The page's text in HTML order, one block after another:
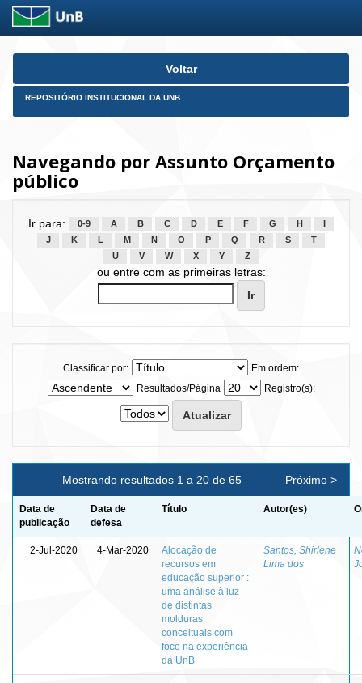
Skip
Voltar
REPOSITÓRIO INSTITUCIONAL DA UNB
Navegando por Assunto Orçamento
público
Ir para: 0-9 A B C D E F G H
J
K L M N O P Q R S
T
U
V W X Y Z
ou entre com as primeiras letras:
Classificar por:
Em ordem:
Resultados/Página
Registro(s):
Mostrando resultados 1 a 20 de 65 Próximo >
Data de
publicação
Data de
defesa
Título Autor(es)
2-Jul-2020 4-Mar-2020
Alocação de
recursos em
educação superior :
uma análise à luz
de distintas
molduras
conceituais com
foco na experiência
da UnB
Santos, Shirlene
Lima dos